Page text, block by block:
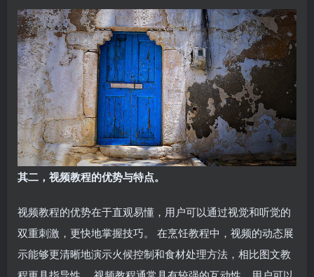
其二，视频教程的优势与特点。
视频教程的优势在于直观易懂，用户可以通过视觉和听觉的
双重刺激，更快地掌握技巧。 在烹饪教程中，视频的动态展
示能够更清晰地演示火候控制和食材处理方法，相比图文教